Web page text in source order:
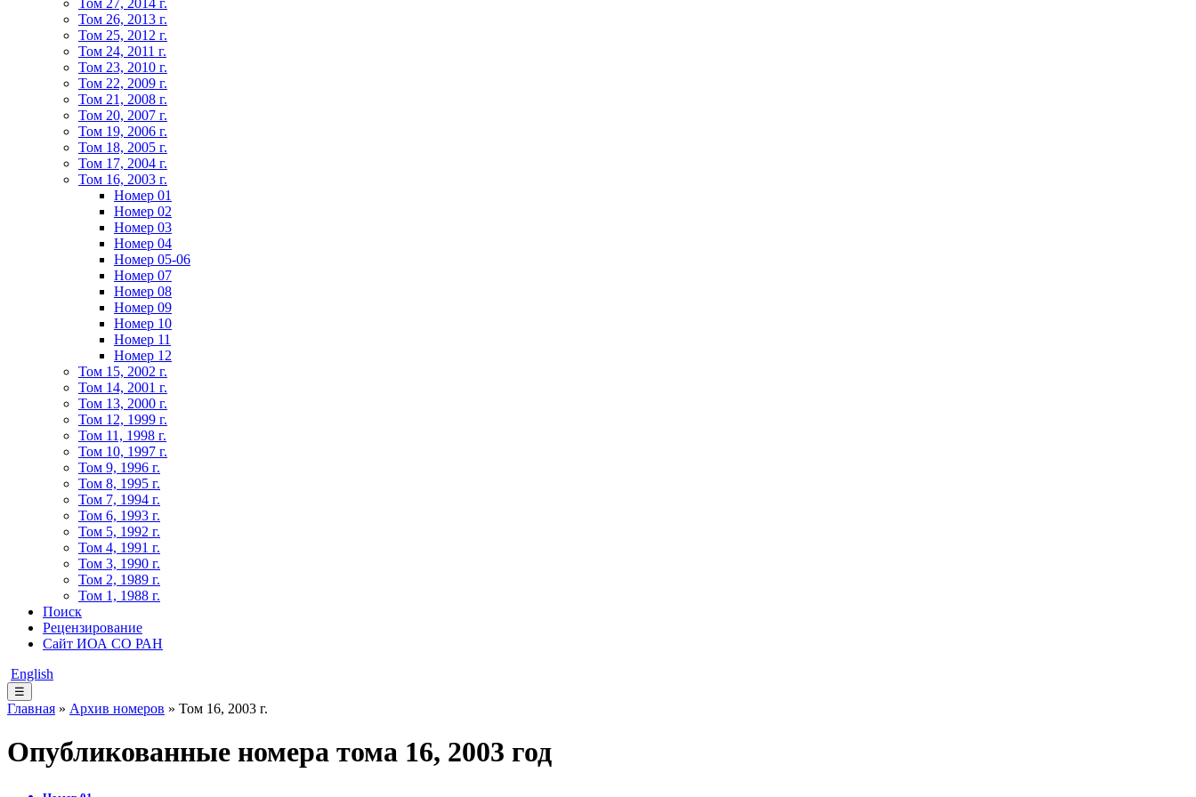
Том 27, 2014 г.
Том 26, 2013 г.
Том 25, 2012 г.
Том 24, 2011 г.
Том 23, 2010 г.
Том 22, 2009 г.
Том 21, 2008 г.
Том 20, 2007 г.
Том 19, 2006 г.
Том 18, 2005 г.
Том 17, 2004 г.
Том 16, 2003 г.
Номер 01
Номер 02
Номер 03
Номер 04
Номер 05-06
Номер 07
Номер 08
Номер 09
Номер 10
Номер 11
Номер 12
Том 15, 2002 г.
Том 14, 2001 г.
Том 13, 2000 г.
Том 12, 1999 г.
Том 11, 1998 г.
Том 10, 1997 г.
Том 9, 1996 г.
Том 8, 1995 г.
Том 7, 1994 г.
Том 6, 1993 г.
Том 5, 1992 г.
Том 4, 1991 г.
Том 3, 1990 г.
Том 2, 1989 г.
Том 1, 1988 г.
Поиск
Рецензирование
Сайт ИОА СО РАН
English
☰
Главная » Архив номеров » Том 16, 2003 г.
Опубликованные номера тома 16, 2003 год